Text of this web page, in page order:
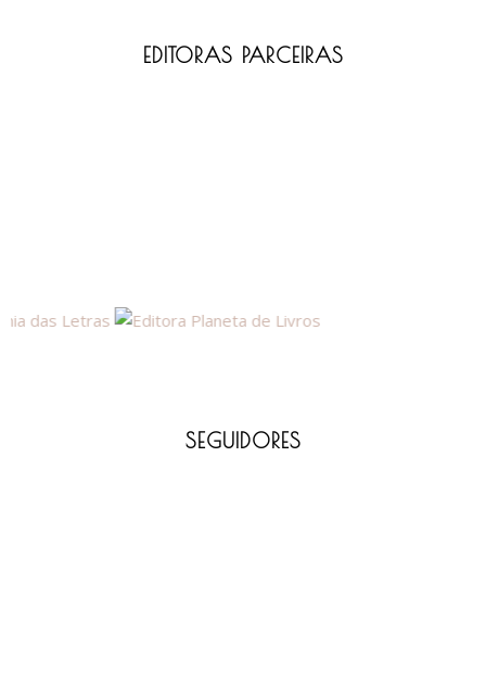
EDITORAS PARCEIRAS
SEGUIDORES